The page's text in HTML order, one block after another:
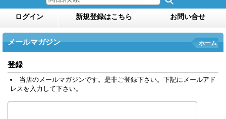
ログイン 新規登録はこちら お問い合せ
メールマガジン ホーム
登録
当店のメールマガジンです。是非ご登録下さい。下記にメールアド
レスを入力して下さい。